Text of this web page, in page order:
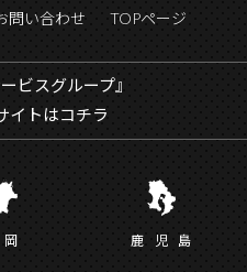
問い合わせ TOPページ
ビスグループ』
イトはコチラ
岡 鹿児 島